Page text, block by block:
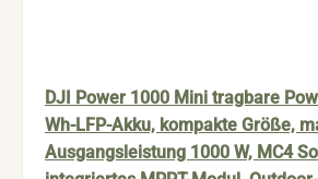
DJI Power 1000 Mini tragbare
Wh-LFP-Akku, kompakte Größe,
Ausgangsleistung 1000 W, MC4